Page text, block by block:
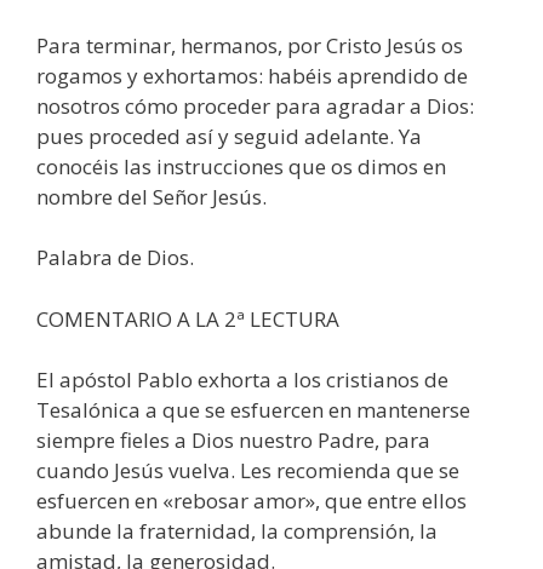
Para terminar, hermanos, por Cristo Jesús os
rogamos y exhortamos: habéis aprendido de
nosotros cómo proceder para agradar a Dios:
pues proceded así y seguid adelante. Ya
conocéis las instrucciones que os dimos en
nombre del Señor Jesús.
Palabra de Dios.
COMENTARIO A LA 2ª LECTURA
El apóstol Pablo exhorta a los cristianos de
Tesalónica a que se esfuercen en mantenerse
siempre fieles a Dios nuestro Padre, para
cuando Jesús vuelva. Les recomienda que se
esfuercen en «rebosar amor», que entre ellos
abunde la fraternidad, la comprensión, la
amistad, la generosidad.